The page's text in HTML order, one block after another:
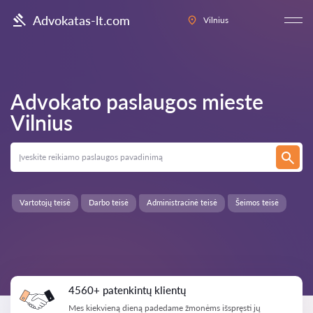
Advokatas-lt.com Vilnius
Advokato paslaugos mieste
Vilnius
Šeimos teisė
Vartotojų teisė Darbo teisė Administracinė teisė
4560+ patenkintų klientų
Mes kiekvieną dieną padedame žmonėms išspręsti jų